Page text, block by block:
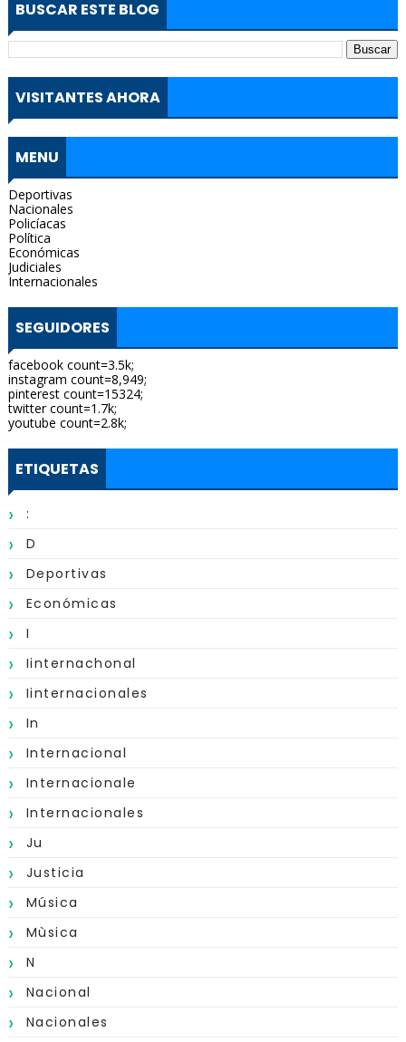
BUSCAR ESTE BLOG
VISITANTES AHORA
MENU
Deportivas
Nacionales
Policíacas
Política
Económicas
Judiciales
Internacionales
SEGUIDORES
facebook count=3.5k;
instagram count=8,949;
pinterest count=15324;
twitter count=1.7k;
youtube count=2.8k;
ETIQUETAS
:
D
Deportivas
Económicas
I
Iinternachonal
Iinternacionales
In
Internacional
Internacionale
Internacionales
Ju
Justicia
Música
Mùsica
N
Nacional
Nacionales